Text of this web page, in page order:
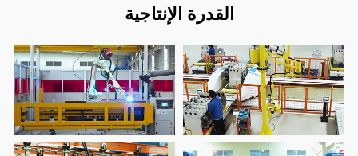
القدرة الإنتاجية